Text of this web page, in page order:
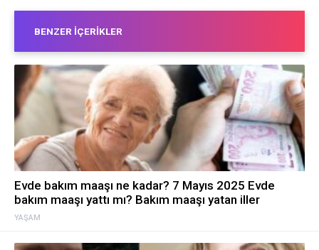
BENZER İÇERIKLER
YAŞAM
Evde bakım maaşı ne kadar? 7 Mayıs 2025 Evde
bakım maaşı yattı mı? Bakım maaşı yatan iller